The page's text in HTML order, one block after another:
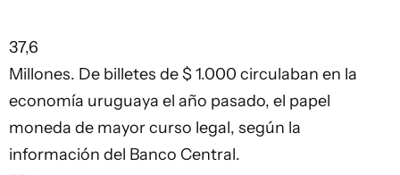
37,6
Millones. De billetes de $ 1.000 circulaban en la
economía uruguaya el año pasado, el papel
moneda de mayor curso legal, según la
información del Banco Central.